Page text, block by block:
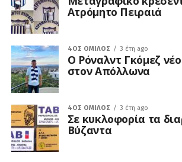
Ατρόμητο Πειραιά
4ΟΣ ΌΜΙΛΟΣ 3 έτη ago
Ο Ρόναλντ Γκόμεζ
στον Απόλλωνα
4ΟΣ ΌΜΙΛΟΣ 3 έτη ago
Σε κυκλοφορία τα
Βύζαντα